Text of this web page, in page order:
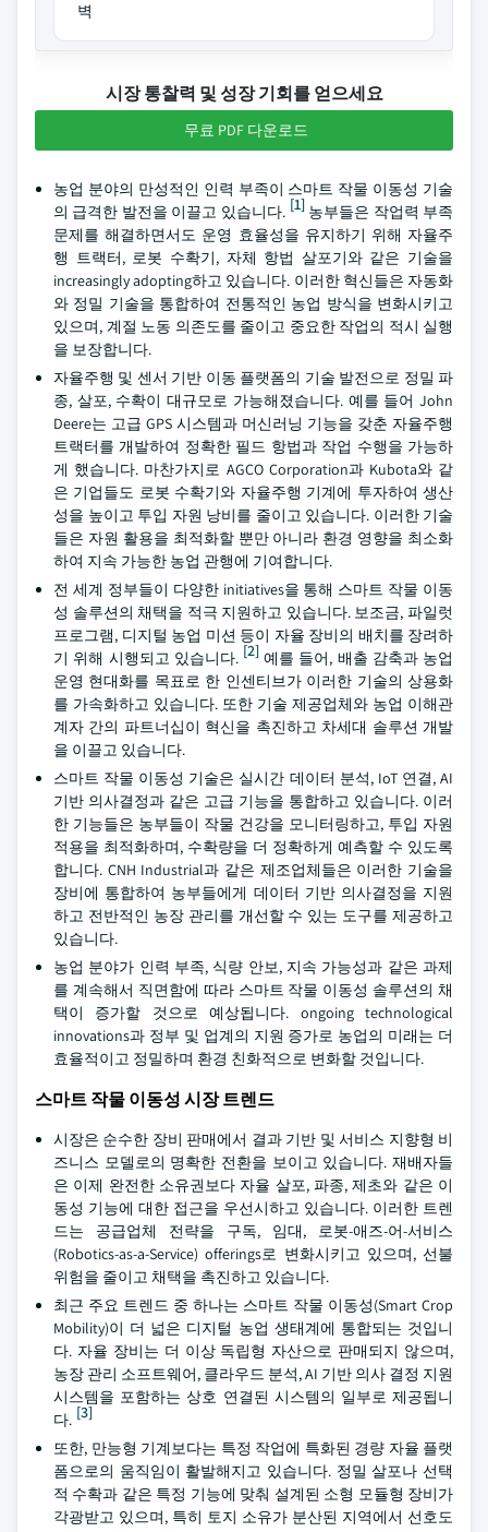
벽
시장 통찰력 및 성장 기회를 얻으세요
무료 PDF 다운로드
농업 분야의 만성적인 인력 부족이 스마트 작물 이동성 기술
의 급격한 발전을 이끌고 있습니다. [1]농부들은 작업력 부족
문제를 해결하면서도 운영 효율성을 유지하기 위해 자율주
행 트랙터, 로봇 수확기, 자체 항법 살포기와 같은 기술을
increasingly adopting하고 있습니다. 이러한 혁신들은 자동화
와 정밀 기술을 통합하여 전통적인 농업 방식을 변화시키고
있으며, 계절 노동 의존도를 줄이고 중요한 작업의 적시 실행
을 보장합니다.
자율주행 및 센서 기반 이동 플랫폼의 기술 발전으로 정밀 파
종, 살포, 수확이 대규모로 가능해졌습니다. 예를 들어 John
Deere는 고급 GPS 시스템과 머신러닝 기능을 갖춘 자율주행
트랙터를 개발하여 정확한 필드 항법과 작업 수행을 가능하
게 했습니다. 마찬가지로 AGCO Corporation과 Kubota와 같
은 기업들도 로봇 수확기와 자율주행 기계에 투자하여 생산
성을 높이고 투입 자원 낭비를 줄이고 있습니다. 이러한 기술
들은 자원 활용을 최적화할 뿐만 아니라 환경 영향을 최소화
하여 지속 가능한 농업 관행에 기여합니다.
전 세계 정부들이 다양한 initiatives을 통해 스마트 작물 이동
성 솔루션의 채택을 적극 지원하고 있습니다. 보조금, 파일럿
프로그램, 디지털 농업 미션 등이 자율 장비의 배치를 장려하
기 위해 시행되고 있습니다. [2]예를 들어, 배출 감축과 농업
운영 현대화를 목표로 한 인센티브가 이러한 기술의 상용화
를 가속화하고 있습니다. 또한 기술 제공업체와 농업 이해관
계자 간의 파트너십이 혁신을 촉진하고 차세대 솔루션 개발
을 이끌고 있습니다.
스마트 작물 이동성 기술은 실시간 데이터 분석, IoT 연결, AI
기반 의사결정과 같은 고급 기능을 통합하고 있습니다. 이러
한 기능들은 농부들이 작물 건강을 모니터링하고, 투입 자원
적용을 최적화하며, 수확량을 더 정확하게 예측할 수 있도록
합니다. CNH Industrial과 같은 제조업체들은 이러한 기술을
장비에 통합하여 농부들에게 데이터 기반 의사결정을 지원
하고 전반적인 농장 관리를 개선할 수 있는 도구를 제공하고
있습니다.
농업 분야가 인력 부족, 식량 안보, 지속 가능성과 같은 과제
를 계속해서 직면함에 따라 스마트 작물 이동성 솔루션의 채
택이 증가할 것으로 예상됩니다. ongoing technological
innovations과 정부 및 업계의 지원 증가로 농업의 미래는 더
효율적이고 정밀하며 환경 친화적으로 변화할 것입니다.
스마트 작물 이동성 시장 트렌드
시장은 순수한 장비 판매에서 결과 기반 및 서비스 지향형 비
즈니스 모델로의 명확한 전환을 보이고 있습니다. 재배자들
은 이제 완전한 소유권보다 자율 살포, 파종, 제초와 같은 이
동성 기능에 대한 접근을 우선시하고 있습니다. 이러한 트렌
드는 공급업체 전략을 구독, 임대, 로봇-애즈-어-서비스
(Robotics-as-a-Service) offerings로 변화시키고 있으며, 선불
위험을 줄이고 채택을 촉진하고 있습니다.
최근 주요 트렌드 중 하나는 스마트 작물 이동성(Smart Crop
Mobility)이 더 넓은 디지털 농업 생태계에 통합되는 것입니
다. 자율 장비는 더 이상 독립형 자산으로 판매되지 않으며,
농장 관리 소프트웨어, 클라우드 분석, AI 기반 의사 결정 지원
시스템을 포함하는 상호 연결된 시스템의 일부로 제공됩니
다. [3]
또한, 만능형 기계보다는 특정 작업에 특화된 경량 자율 플랫
폼으로의 움직임이 활발해지고 있습니다. 정밀 살포나 선택
적 수확과 같은 특정 기능에 맞춰 설계된 소형 모듈형 장비가
각광받고 있으며, 특히 토지 소유가 분산된 지역에서 선호도